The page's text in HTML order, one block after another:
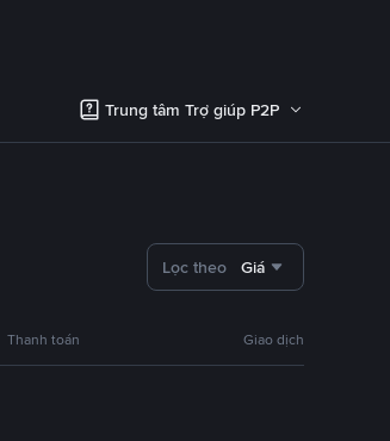
Trung tâm Trợ giúp P2P
Lọc theo Giá
Thanh toán Giao dịch